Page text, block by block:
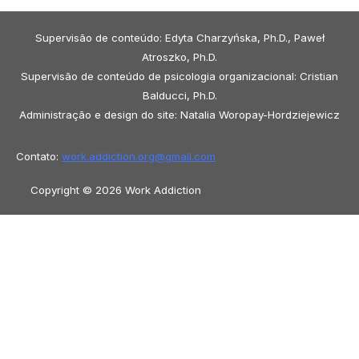
Supervisão de conteúdo: Edyta Charzyńska, Ph.D., Paweł
Atroszko, Ph.D.
Supervisão de conteúdo de psicologia organizacional: Cristian
Balducci, Ph.D.
Administração e design do site: Natalia Woropay-Hordziejewicz
Contato: work.addiction.org@gmail.com
Copyright © 2026 Work Addiction